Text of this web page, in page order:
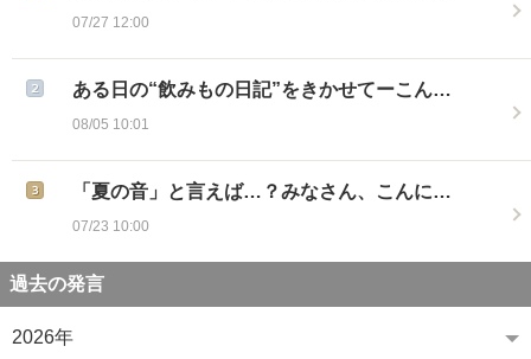
07/27 12:00
ある日の“飲みもの日記”をきかせてーこん…
08/05 10:01
「夏の音」と言えば…？みなさん、こんに…
07/23 10:00
過去の発言
2026年